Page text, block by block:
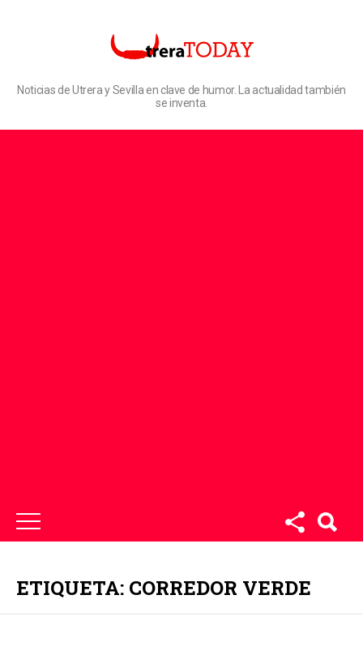
Noticias de Utrera y Sevilla en clave de humor. La actualidad también
se inventa.
ETIQUETA: CORREDOR VERDE